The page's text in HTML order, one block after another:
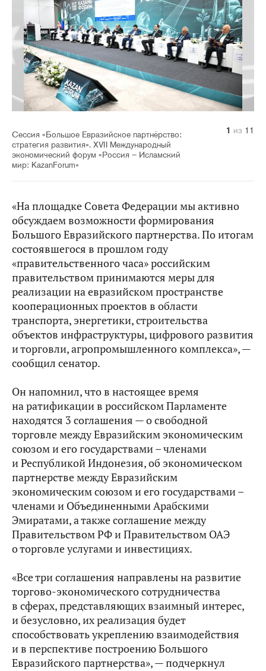
Сессия «Большое Евразийское партнёрство:
стратегия развития». XVII Международный
экономический форум «Россия – Исламский
мир: KazanForum»
1 из 11
2 из 11
3 из 11
4 из 11
5 из 11
6 из 11
7 из 11
8 из 11
9 из 11
10 из 11
11 из 11
«На площадке Совета Федерации мы активно
обсуждаем возможности формирования
Большого Евразийского партнерства. По итогам
состоявшегося в прошлом году
«правительственного часа» российским
правительством принимаются меры для
реализации на евразийском пространстве
кооперационных проектов в области
транспорта, энергетики, строительства
объектов инфраструктуры, цифрового развития
и торговли, агропромышленного комплекса», —
сообщил сенатор.
Он напомнил, что в настоящее время
на ратификации в российском Парламенте
находятся 3 соглашения — о свободной
торговле между Евразийским экономическим
союзом и его государствами – членами
и Республикой Индонезия, об экономическом
партнерстве между Евразийским
экономическим союзом и его государствами –
членами и Объединенными Арабскими
Эмиратами, а также соглашение между
Правительством РФ и Правительством ОАЭ
о торговле услугами и инвестициях.
«Все три соглашения направлены на развитие
торгово-экономического сотрудничества
в сферах, представляющих взаимный интерес,
и безусловно, их реализация будет
способствовать укреплению взаимодействия
и в перспективе построению Большого
Евразийского партнерства», — подчеркнул